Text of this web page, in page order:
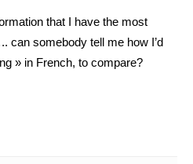
that I have the most
can somebody tell me how I’d
» in French, to compare?